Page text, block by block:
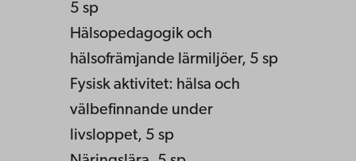
5 sp
Hälsopedagogik och
hälsofrämjande lärmiljöer, 5 sp
Fysisk aktivitet: hälsa och
välbefinnande under
livsloppet, 5 sp